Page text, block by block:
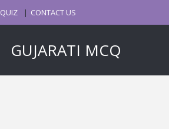
QUIZ CONTACT US
GUJARATI MCQ